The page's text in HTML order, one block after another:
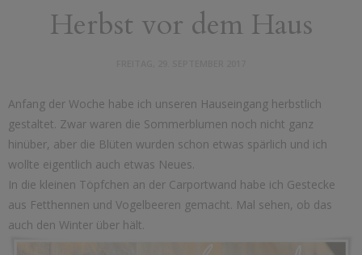
Herbst vor dem Haus
Anfang der Woche habe ich unseren Hauseingang herbstlich
gestaltet. Zwar waren die Sommerblumen noch nicht ganz
hinüber, aber die Blüten wurden schon etwas spärlich und ich
wollte eigentlich auch etwas Neues.
In die kleinen Töpfchen an der Carportwand habe ich Gestecke
aus Fetthennen und Vogelbeeren gemacht. Mal sehen, ob das
auch den Winter über hält.